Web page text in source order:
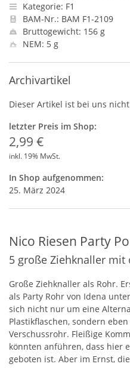
Kategorie: F1
BAM-Nr.: BAM F1-2109
Bruttogewicht: 156 g
NEM: 5 g
Archivartikel
Dieser Artikel ist bei uns
letzter Preis im Shop:
2,99 €
inkl. 19% MwSt.
In Shop aufgenommen:
25. März 2024
Nico Riesen Party
5 große Ziehknaller
Große Ziehknaller als Rohr.
als Party Rohr von Idena
sich nicht nur um eine
Plastikflaschen, sondern
Verschussrohr. Fleißige
könnten anführen, dass hier
geboten ist. Aber im Ernst,